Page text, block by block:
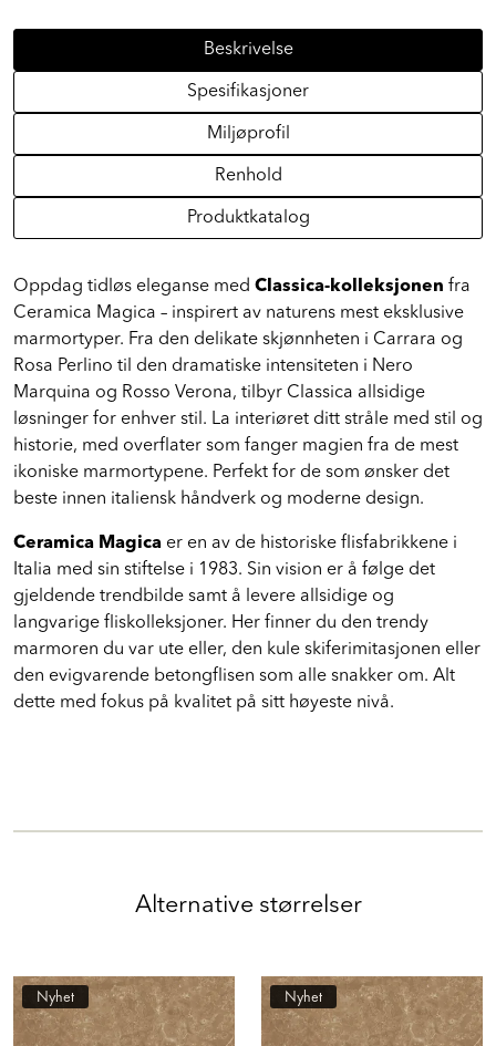
Beskrivelse
Spesifikasjoner
Miljøprofil
Renhold
Produktkatalog
Oppdag tidløs eleganse med Classica-kolleksjonen fra
Ceramica Magica – inspirert av naturens mest eksklusive
marmortyper. Fra den delikate skjønnheten i Carrara og
Rosa Perlino til den dramatiske intensiteten i Nero
Marquina og Rosso Verona, tilbyr Classica allsidige
løsninger for enhver stil. La interiøret ditt stråle med stil og
historie, med overflater som fanger magien fra de mest
ikoniske marmortypene. Perfekt for de som ønsker det
beste innen italiensk håndverk og moderne design.
Ceramica Magica er en av de historiske flisfabrikkene i
Italia med sin stiftelse i 1983. Sin vision er å følge det
gjeldende trendbilde samt å levere allsidige og
langvarige fliskolleksjoner. Her finner du den trendy
marmoren du var ute eller, den kule skiferimitasjonen eller
den evigvarende betongflisen som alle snakker om. Alt
dette med fokus på kvalitet på sitt høyeste nivå.
Alternative størrelser
Nyhet Nyhet